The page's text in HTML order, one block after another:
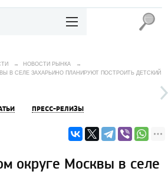
→ НОВОСТИ РЫНКА
→
В СЕЛЕ ЗАХАРЬИНО ПЛАНИРУЮТ ПОСТРОИТЬ ДЕТСКИЙ
ПРЕСС-РЕЛИЗЫ
округе Москвы в селе